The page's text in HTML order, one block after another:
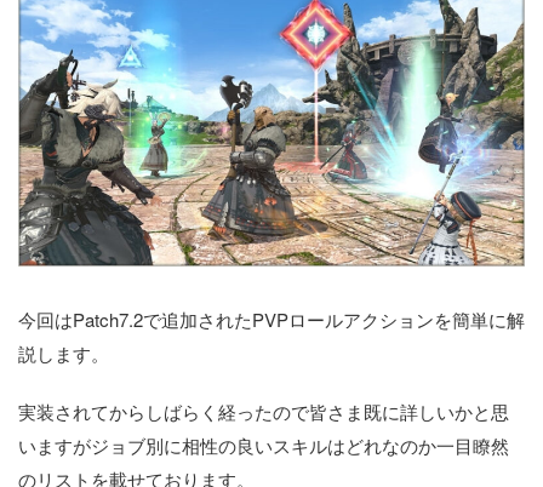
今回はPatch7.2で追加されたPVPロールアクションを簡単に解
説します。
実装されてからしばらく経ったので皆さま既に詳しいかと思
いますがジョブ別に相性の良いスキルはどれなのか一目瞭然
のリストを載せております。